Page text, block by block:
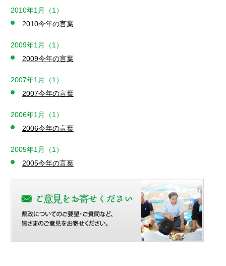
2010年1月（1）
2010今年の言葉
2009年1月（1）
2009今年の言葉
2007年1月（1）
2007今年の言葉
2006年1月（1）
2006今年の言葉
2005年1月（1）
2005今年の言葉